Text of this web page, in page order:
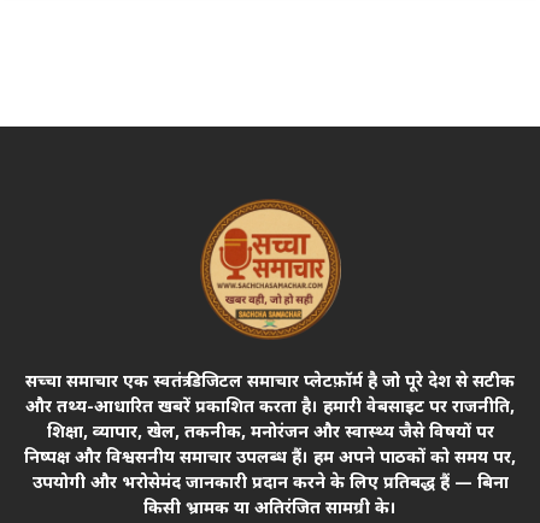
सच्चा समाचार एक स्वतंत्र डिजिटल समाचार प्लेटफ़ॉर्म है जो पूरे देश से सटीक
और तथ्य-आधारित खबरें प्रकाशित करता है। हमारी वेबसाइट पर राजनीति,
शिक्षा, व्यापार, खेल, तकनीक, मनोरंजन और स्वास्थ्य जैसे विषयों पर
निष्पक्ष और विश्वसनीय समाचार उपलब्ध हैं। हम अपने पाठकों को समय पर,
उपयोगी और भरोसेमंद जानकारी प्रदान करने के लिए प्रतिबद्ध हैं — बिना
किसी भ्रामक या अतिरंजित सामग्री के।